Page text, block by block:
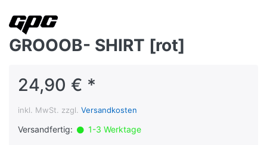
GROOOB- SHIRT [rot]
24,90 € *
inkl. MwSt. zzgl. Versandkosten
Versandfertig:
1-3 Werktage